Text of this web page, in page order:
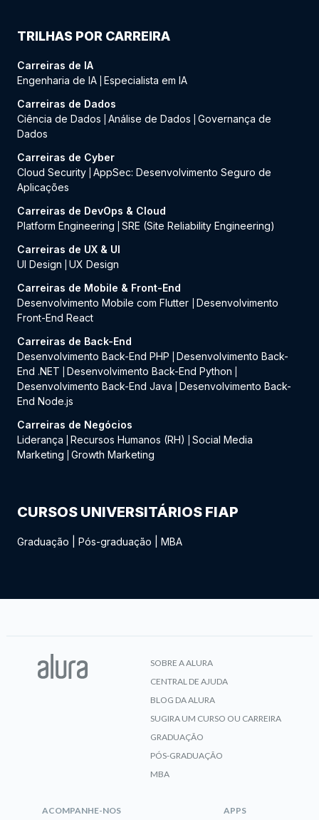
TRILHAS POR CARREIRA
Carreiras de IA
Engenharia de IA Especialista em IA
Carreiras de Dados
Ciência de Dados
Análise de Dados
Governança de
Dados
Carreiras de Cyber
Cloud Security AppSec: Desenvolvimento Seguro de
Aplicações
Carreiras de DevOps & Cloud
Platform Engineering
SRE (Site Reliability Engineering)
Carreiras de UX & UI
UI Design
UX Design
Carreiras de Mobile & Front-End
Desenvolvimento Mobile com Flutter
Desenvolvimento
Front-End React
Carreiras de Back-End
Desenvolvimento Back-End PHP
Desenvolvimento Back-
End .NET
Desenvolvimento Back-End Python
Desenvolvimento Back-End Java
Desenvolvimento Back-
End Node.js
Carreiras de Negócios
Liderança
Recursos Humanos (RH)
Social Media
Marketing
Growth Marketing
CURSOS UNIVERSITÁRIOS FIAP
Graduação Pós-graduação MBA
SOBRE A ALURA
CENTRAL DE AJUDA
BLOG DA ALURA
SUGIRA UM CURSO OU CARREIRA
GRADUAÇÃO
PÓS-GRADUAÇÃO
MBA
ACOMPANHE-NOS APPS